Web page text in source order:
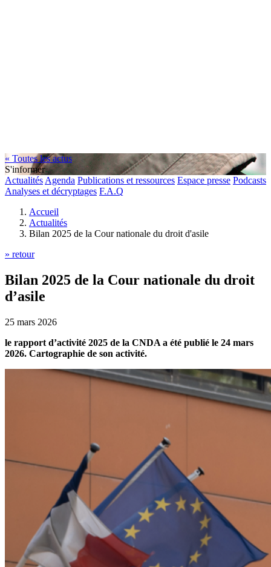
« Toutes les actus
S'informer
Actualités Agenda Publications et ressources Espace presse Podcasts
Analyses et décryptages F.A.Q
Accueil
Actualités
Bilan 2025 de la Cour nationale du droit d'asile
» retour
Bilan 2025 de la Cour nationale du droit
d’asile
25 mars 2026
le rapport d’activité 2025 de la CNDA a été publié le 24 mars
2026. Cartographie de son activité.